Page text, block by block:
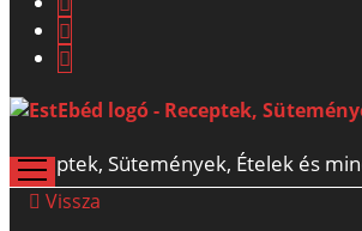
Receptek, Sütemények, Ételek és
open
menu
Vissza